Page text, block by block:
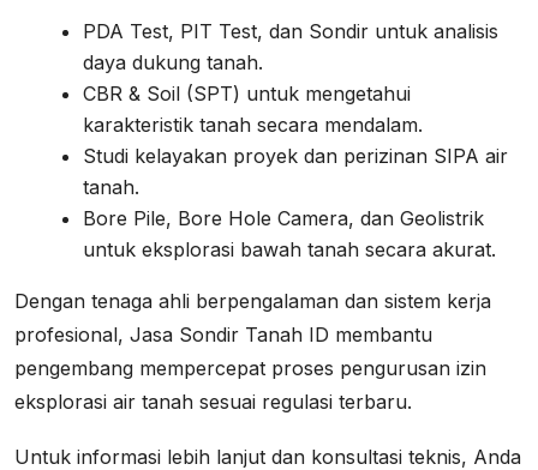
PDA Test, PIT Test, dan Sondir untuk analisis
daya dukung tanah.
CBR & Soil (SPT) untuk mengetahui
karakteristik tanah secara mendalam.
Studi kelayakan proyek dan perizinan SIPA air
tanah.
Bore Pile, Bore Hole Camera, dan Geolistrik
untuk eksplorasi bawah tanah secara akurat.
Dengan tenaga ahli berpengalaman dan sistem kerja
profesional, Jasa Sondir Tanah ID membantu
pengembang mempercepat proses pengurusan izin
eksplorasi air tanah sesuai regulasi terbaru.
Untuk informasi lebih lanjut dan konsultasi teknis, Anda